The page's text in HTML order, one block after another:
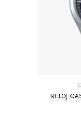
RELOJ